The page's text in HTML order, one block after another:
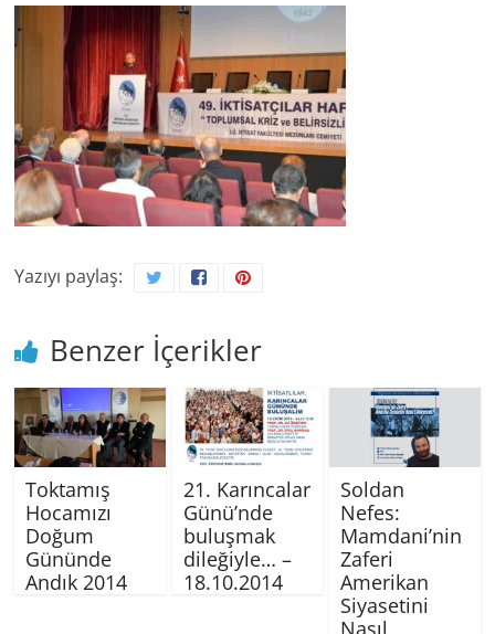
Yazıyı paylaş:
Benzer İçerikler
Toktamış
Hocamızı
Doğum
Gününde
Andık 2014
21. Karıncalar
Günü’nde
buluşmak
dileğiyle… –
18.10.2014
Soldan
Nefes:
Mamdani’nin
Zaferi
Amerikan
Siyasetini
Nasıl